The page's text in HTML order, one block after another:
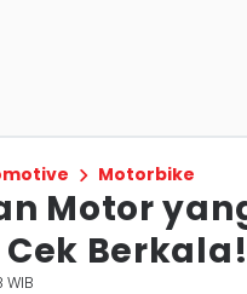
Motorbike
Motor
Cek Berkala!
WIB